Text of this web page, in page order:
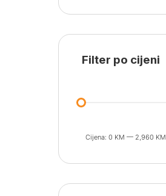
Filter po cijeni
Cijena: 0 KM — 2,960 KM